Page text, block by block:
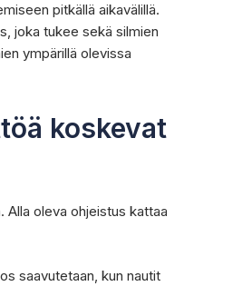
pitkällä aikavälillä.
joka tukee sekä silmien
ympärillä olevissa
koskevat
Alla oleva ohjeistus kattaa
saavutetaan, kun nautit